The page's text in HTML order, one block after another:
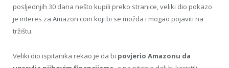
posljednjih 30 dana nešto kupili preko stranice, veliki dio pokazo
je interes za Amazon coin koji bi se možda i mogao pojaviti na
tržištu.
Veliki dio ispitanika rekao je da bi povjerio Amazonu da